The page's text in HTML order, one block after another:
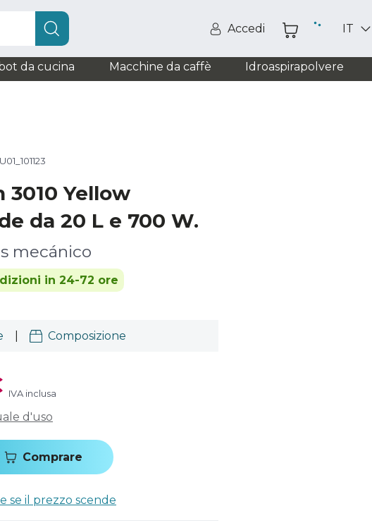
Accedi IT
da cucina Macchine da caffè Idroaspirapolvere
3010 Yellow
da 20 L e 700 W.
mecánico
in 24-72 ore
Composizione
IVA inclusa
d'uso
Comprare
se il prezzo scende